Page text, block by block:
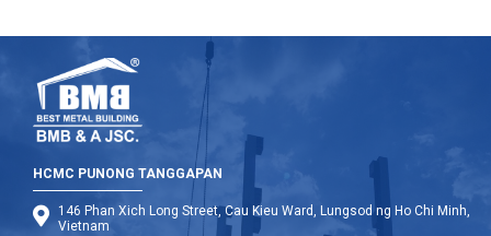
HCMC PUNONG TANGGAPAN
146 Phan Xich Long Street, Cau Kieu Ward, Lungsod ng Ho Chi Minh,
Vietnam